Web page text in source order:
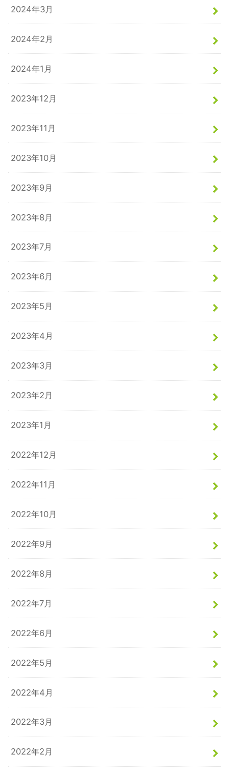
2024年3月
2024年2月
2024年1月
2023年12月
2023年11月
2023年10月
2023年9月
2023年8月
2023年7月
2023年6月
2023年5月
2023年4月
2023年3月
2023年2月
2023年1月
2022年12月
2022年11月
2022年10月
2022年9月
2022年8月
2022年7月
2022年6月
2022年5月
2022年4月
2022年3月
2022年2月